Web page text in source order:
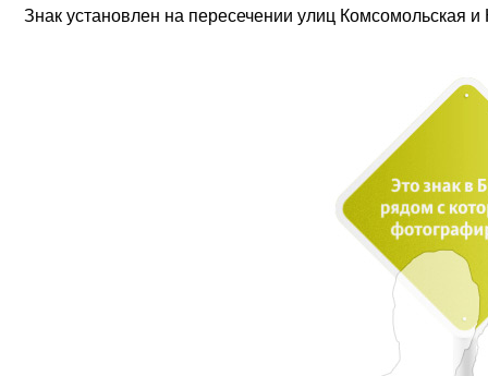
Знак установлен на пересечении улиц Комсомольская и